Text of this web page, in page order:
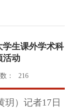
学生课外学术科
活动
： 216
玥）记者17日